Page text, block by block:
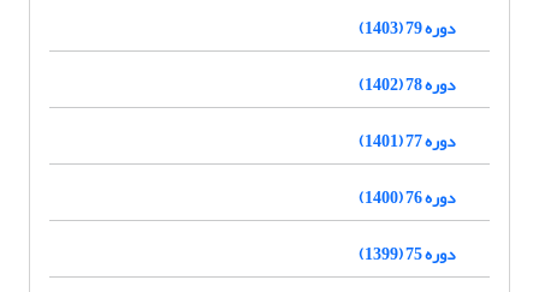
دوره 79 (1403)
دوره 78 (1402)
دوره 77 (1401)
دوره 76 (1400)
دوره 75 (1399)